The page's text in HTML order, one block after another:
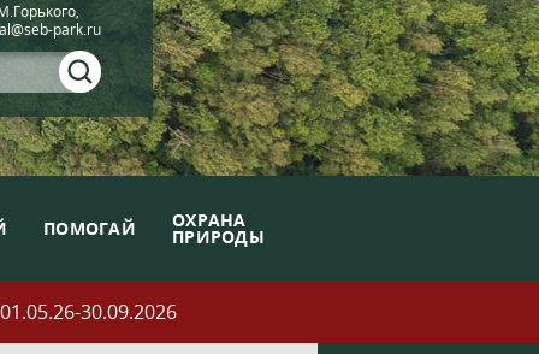
park.ru
ПОМОГАЙ ОХРАНА
ПРИРОДЫ
30.09.2026